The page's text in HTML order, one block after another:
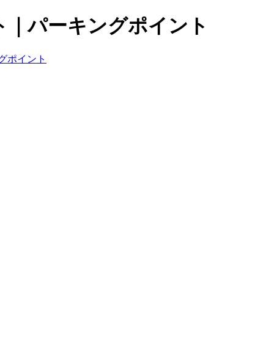
パーキングポイント
ポイント